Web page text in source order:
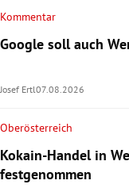
Kommentar
Google soll auch
Josef Ertl07.08.2026
Oberösterreich
Kokain-Handel in
festgenommen